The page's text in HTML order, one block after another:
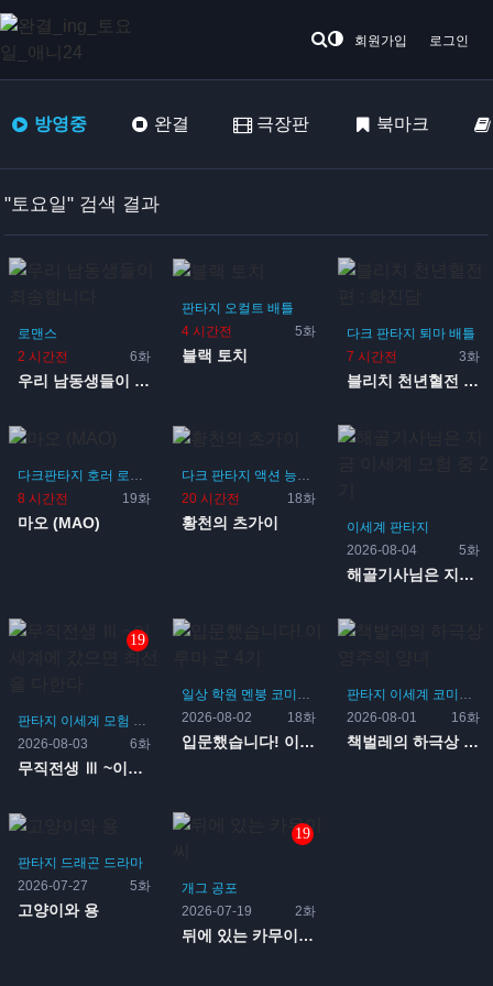
회원가입 로그인
방영중 완결 극장판 북마크
"토요일" 검색 결과
로맨스
2 시간전
6화
우리 남동생들이 죄송합니다
판타지 오컬트 배틀
4 시간전
5화
블랙 토치
다크 판타지 퇴마 배틀
7 시간전
3화
블리치 천년혈전 편 : 화진담
다크판타지 호러 로맨스
8 시간전
19화
마오 (MAO)
다크 판타지 액션 능력
20 시간전
18화
황천의 츠가이 이세계 판타지
2026-08-04
5화
해골기사님은 지금 이세계 모험 중 2기
19
판타지 이세계 모험 액션 먼치킨 마법사
2026-08-03
6화
무직전생 Ⅲ ~이세계에 갔으면 최선을 다한다
일상 학원 멘붕 코미디 먼치킨 판타지 마법
2026-08-02
18화
입문했습니다! 이루마 군 4기
판타지 이세계 코미디
2026-08-01
16화
책벌레의 하극상 영주의 양녀
판타지 드래곤 드라마
2026-07-27
5화
고양이와 용
19
개그 공포
2026-07-19
2화
뒤에 있는 카무이 씨